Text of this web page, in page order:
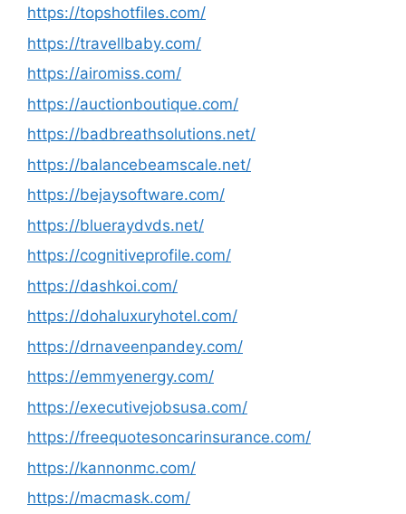
https://topshotfiles.com/
https://travellbaby.com/
https://airomiss.com/
https://auctionboutique.com/
https://badbreathsolutions.net/
https://balancebeamscale.net/
https://bejaysoftware.com/
https://blueraydvds.net/
https://cognitiveprofile.com/
https://dashkoi.com/
https://dohaluxuryhotel.com/
https://drnaveenpandey.com/
https://emmyenergy.com/
https://executivejobsusa.com/
https://freequotesoncarinsurance.com/
https://kannonmc.com/
https://macmask.com/